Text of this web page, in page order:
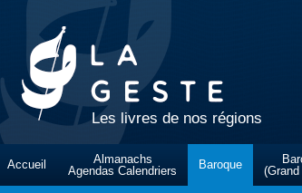
Les livres de nos régions
Accueil
Almanachs
Agendas Calendriers
Baroque